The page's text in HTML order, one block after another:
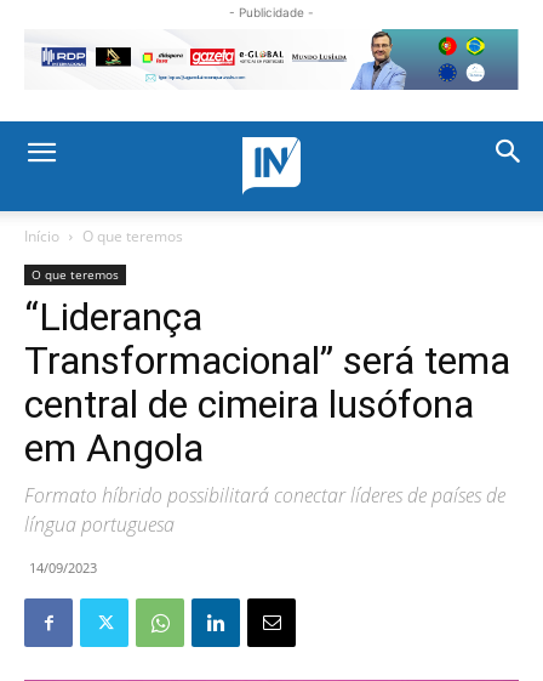
- Publicidade -
Início O que teremos
O que teremos
“Liderança
Transformacional” será tema
central de cimeira lusófona
em Angola
Formato híbrido possibilitará conectar líderes de países de
língua portuguesa
14/09/2023